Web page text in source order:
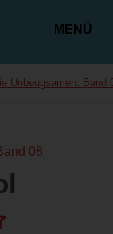
MENÜ
Unbeugsamen: Band
08